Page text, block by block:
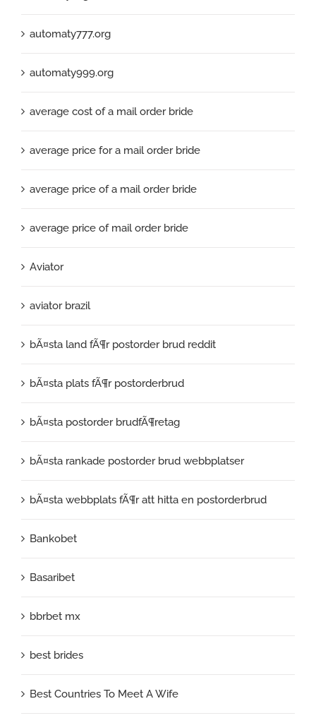
automaty777.org
automaty999.org
average cost of a mail order bride
average price for a mail order bride
average price of a mail order bride
average price of mail order bride
Aviator
aviator brazil
bÃ¤sta land fÃ¶r postorder brud reddit
bÃ¤sta plats fÃ¶r postorderbrud
bÃ¤sta postorder brudfÃ¶retag
bÃ¤sta rankade postorder brud webbplatser
bÃ¤sta webbplats fÃ¶r att hitta en postorderbrud
Bankobet
Basaribet
bbrbet mx
best brides
Best Countries To Meet A Wife